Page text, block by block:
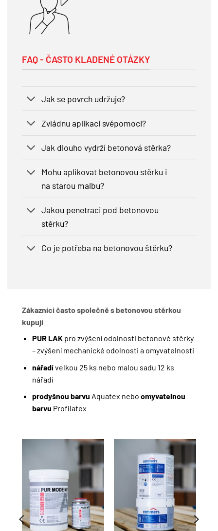
FAQ - ČASTO KLADENÉ OTÁZKY
Jak se povrch udržuje?
Zvládnu aplikaci svépomoci?
Jak dlouho vydrží betonová stěrka?
Mohu aplikovat betonovou stěrku i
na starou malbu?
Jakou penetraci pod betonovou
stěrku?
Co je potřeba na betonovou štěrku?
Zákazníci často společně s betonovou stěrkou
kupují
PUR LAKpro zvýšení odolnosti betonové stěrky
– zvýšení mechanické odolnosti a omyvatelnosti
nářadívelkou 25 ks nebo malou sadu 12 ks
nářadí
prodyšnou barvu Aquatex nebo omyvatelnou
barvu Profilatex